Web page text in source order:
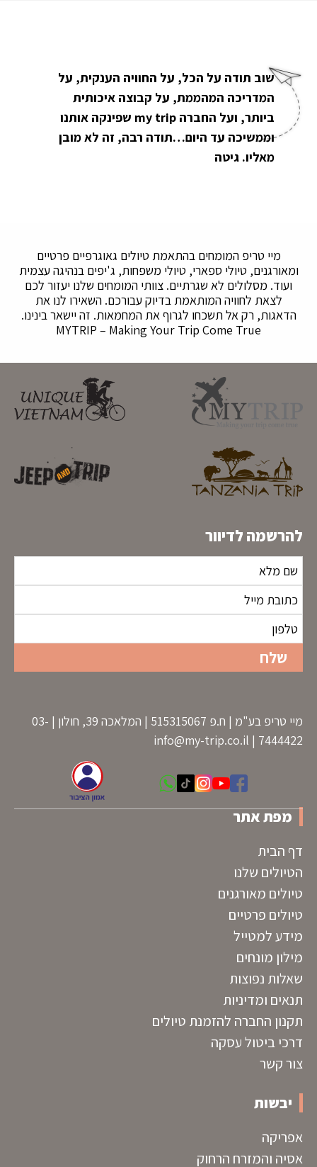
שוב תודה על הכל, על החוויה הענקית, על
המדריכה המהממת, על קבוצה איכותית
ביותר, ועל החברה my trip שפינקה אותנו
וממשיכה עד היום…תודה רבה, זה לא מובן
מאליו. גיטה
מיי טריפ המומחים בהתאמת טיולים גאוגרפיים פרטיים
ומאורגנים, טיולי ספארי, טיולי משפחות, ג'יפים בנהיגה עצמית
ועוד. מסלולים לא שגרתיים. צוותי המומחים שלנו יעזור לכם
לצאת לחוויה המותאמת בדיוק עבורכם. השאירו לנו את
הדאגות, רק אל תשכחו לגרוף את המחמאות. זה יישאר בינינו.
MYTRIP – Making Your Trip Come True
להרשמה לדיוור
מיי טריפ בע"מ | ח.פ 515315067 | המלאכה 39, חולון | 03-
7444422 |
info@my-trip.co.il
מפת אתר
דף הבית
הטיולים שלנו
טיולים מאורגנים
טיולים פרטיים
מידע למטייל
מילון מונחים
שאלות נפוצות
תנאים ומדיניות
תקנון החברה להזמנת טיולים
דרכי ביטול עסקה
צור קשר
יבשות
אפריקה
אסיה והמזרח הרחוק